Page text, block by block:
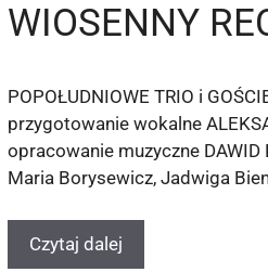
WIOSENNY
POPOŁUDNIOWE TRIO i
przygotowanie wokalne
opracowanie muzyczne DAWID
Maria Borysewicz, Jadwiga
Czytaj dalej